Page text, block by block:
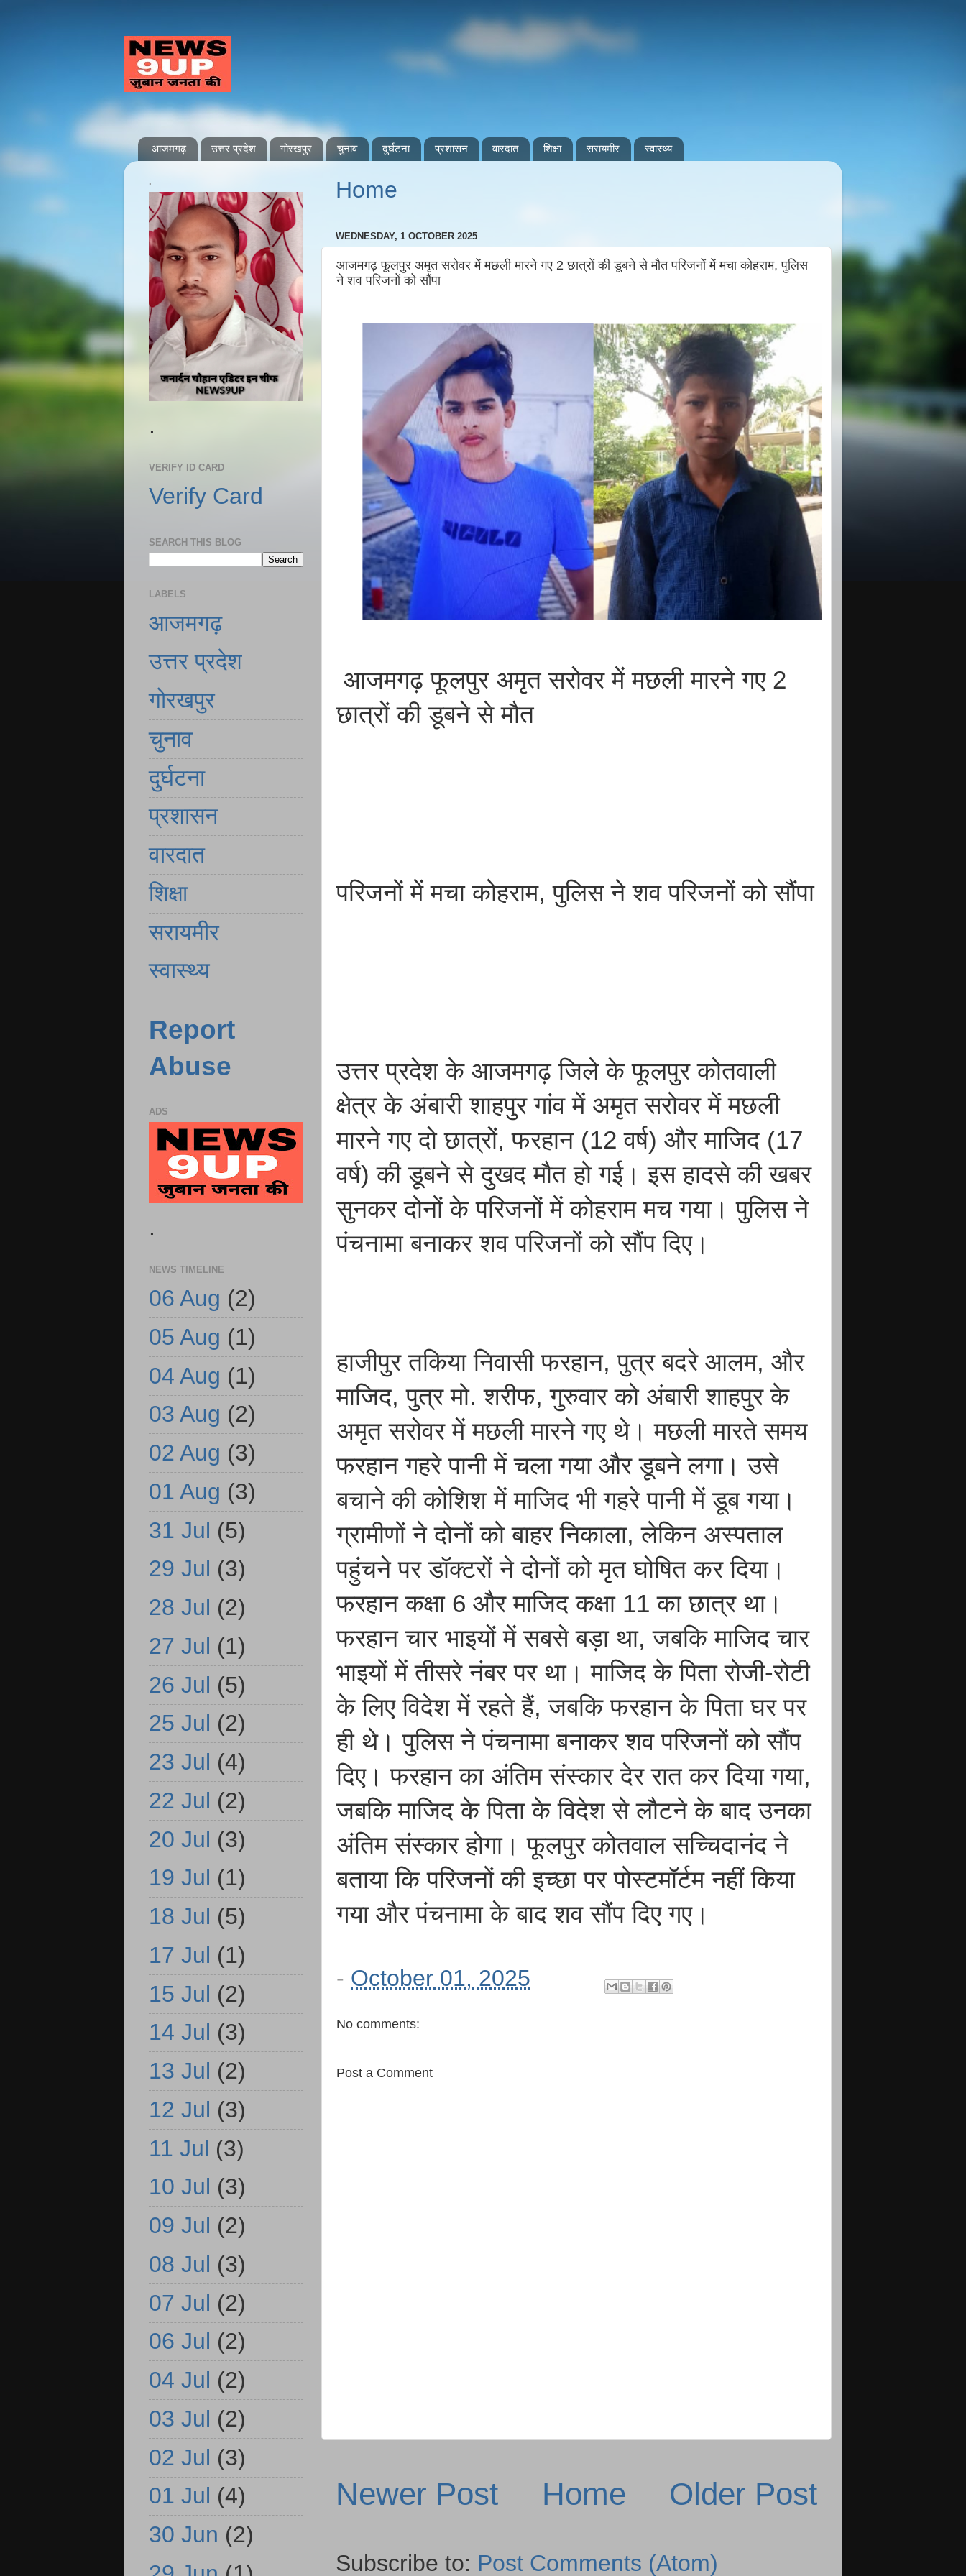
आजमगढ़ उत्तर प्रदेश गोरखपुर चुनाव दुर्घटना प्रशासन वारदात शिक्षा सरायमीर स्वास्थ्य
Home
WEDNESDAY, 1 OCTOBER 2025
आजमगढ़ फूलपुर अमृत सरोवर में मछली मारने गए 2 छात्रों की डूबने से मौत परिजनों में मचा कोहराम, पुलिस
ने शव परिजनों को सौंपा
आजमगढ़ फूलपुर अमृत सरोवर में मछली मारने गए 2
छात्रों की डूबने से मौत
परिजनों में मचा कोहराम, पुलिस ने शव परिजनों को सौंपा
उत्तर प्रदेश के आजमगढ़ जिले के फूलपुर कोतवाली
क्षेत्र के अंबारी शाहपुर गांव में अमृत सरोवर में मछली
मारने गए दो छात्रों, फरहान (12 वर्ष) और माजिद (17
वर्ष) की डूबने से दुखद मौत हो गई। इस हादसे की खबर
सुनकर दोनों के परिजनों में कोहराम मच गया। पुलिस ने
पंचनामा बनाकर शव परिजनों को सौंप दिए।
हाजीपुर तकिया निवासी फरहान, पुत्र बदरे आलम, और
माजिद, पुत्र मो. शरीफ, गुरुवार को अंबारी शाहपुर के
अमृत सरोवर में मछली मारने गए थे। मछली मारते समय
फरहान गहरे पानी में चला गया और डूबने लगा। उसे
बचाने की कोशिश में माजिद भी गहरे पानी में डूब गया।
ग्रामीणों ने दोनों को बाहर निकाला, लेकिन अस्पताल
पहुंचने पर डॉक्टरों ने दोनों को मृत घोषित कर दिया।
फरहान कक्षा 6 और माजिद कक्षा 11 का छात्र था।
फरहान चार भाइयों में सबसे बड़ा था, जबकि माजिद चार
भाइयों में तीसरे नंबर पर था। माजिद के पिता रोजी-रोटी
के लिए विदेश में रहते हैं, जबकि फरहान के पिता घर पर
ही थे। पुलिस ने पंचनामा बनाकर शव परिजनों को सौंप
दिए। फरहान का अंतिम संस्कार देर रात कर दिया गया,
जबकि माजिद के पिता के विदेश से लौटने के बाद उनका
अंतिम संस्कार होगा। फूलपुर कोतवाल सच्चिदानंद ने
बताया कि परिजनों की इच्छा पर पोस्टमॉर्टम नहीं किया
गया और पंचनामा के बाद शव सौंप दिए गए।
- October 01, 2025
No comments:
Post a Comment
Newer Post Older Post
Home
Subscribe to: Post Comments (Atom)
.
.
VERIFY ID CARD
Verify Card
SEARCH THIS BLOG
LABELS
आजमगढ़
उत्तर प्रदेश
गोरखपुर
चुनाव
दुर्घटना
प्रशासन
वारदात
शिक्षा
सरायमीर
स्वास्थ्य
Report
Abuse
ADS
.
NEWS TIMELINE
06 Aug (2)
05 Aug (1)
04 Aug (1)
03 Aug (2)
02 Aug (3)
01 Aug (3)
31 Jul (5)
29 Jul (3)
28 Jul (2)
27 Jul (1)
26 Jul (5)
25 Jul (2)
23 Jul (4)
22 Jul (2)
20 Jul (3)
19 Jul (1)
18 Jul (5)
17 Jul (1)
15 Jul (2)
14 Jul (3)
13 Jul (2)
12 Jul (3)
11 Jul (3)
10 Jul (3)
09 Jul (2)
08 Jul (3)
07 Jul (2)
06 Jul (2)
04 Jul (2)
03 Jul (2)
02 Jul (3)
01 Jul (4)
30 Jun (2)